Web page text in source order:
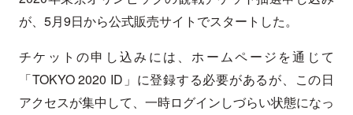
が、5月9日から公式販売サイトでスタートした。
チケットの申し込みには、ホームページを通じて
「TOKYO 2020 ID」に登録する必要があるが、この日
アクセスが集中して、一時ログインしづらい状態になっ